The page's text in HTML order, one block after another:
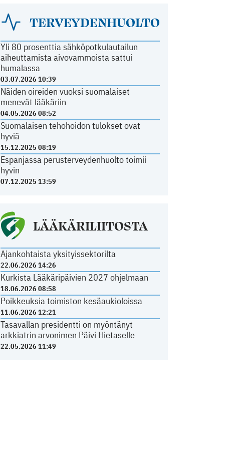
TERVEYDENHUOLTO
Yli 80 prosenttia sähköpotkulautailun
aiheuttamista aivovammoista sattui
humalassa
03.07.2026 10:39
Näiden oireiden vuoksi suomalaiset
menevät lääkäriin
04.05.2026 08:52
Suomalaisen tehohoidon tulokset ovat
hyviä
15.12.2025 08:19
Espanjassa perusterveydenhuolto toimii
hyvin
07.12.2025 13:59
LÄÄKÄRILIITOSTA
Ajankohtaista yksityissektorilta
22.06.2026 14:26
Kurkista Lääkäripäivien 2027 ohjelmaan
18.06.2026 08:58
Poikkeuksia toimiston kesäaukioloissa
11.06.2026 12:21
Tasavallan presidentti on myöntänyt
arkkiatrin arvonimen Päivi Hietaselle
22.05.2026 11:49